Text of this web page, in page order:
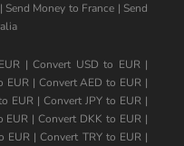
| Send Money to France | Send
|Convert USD to EUR|
EUR| Convert AED to EUR |
EUR | Convert JPY to EUR |
EUR |Convert DKK to EUR |
EUR |Convert TRY to EUR|